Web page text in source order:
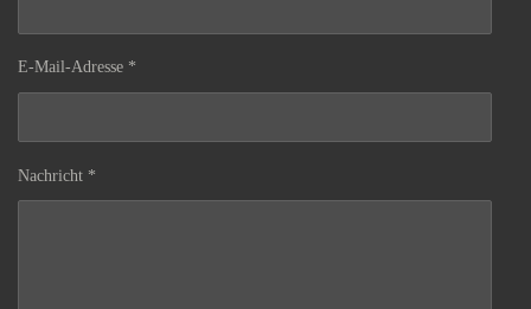
E-Mail-Adresse *
Nachricht *